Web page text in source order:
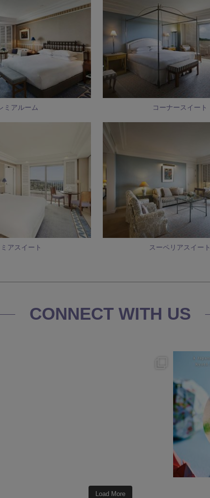
ミアルーム コーナースイート
アスイート スーペリアスイート
CONNECT WITH US
Load More